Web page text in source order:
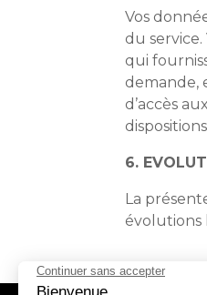
Vos
du
qui
demande,
d’accès
6.
La
évolutions